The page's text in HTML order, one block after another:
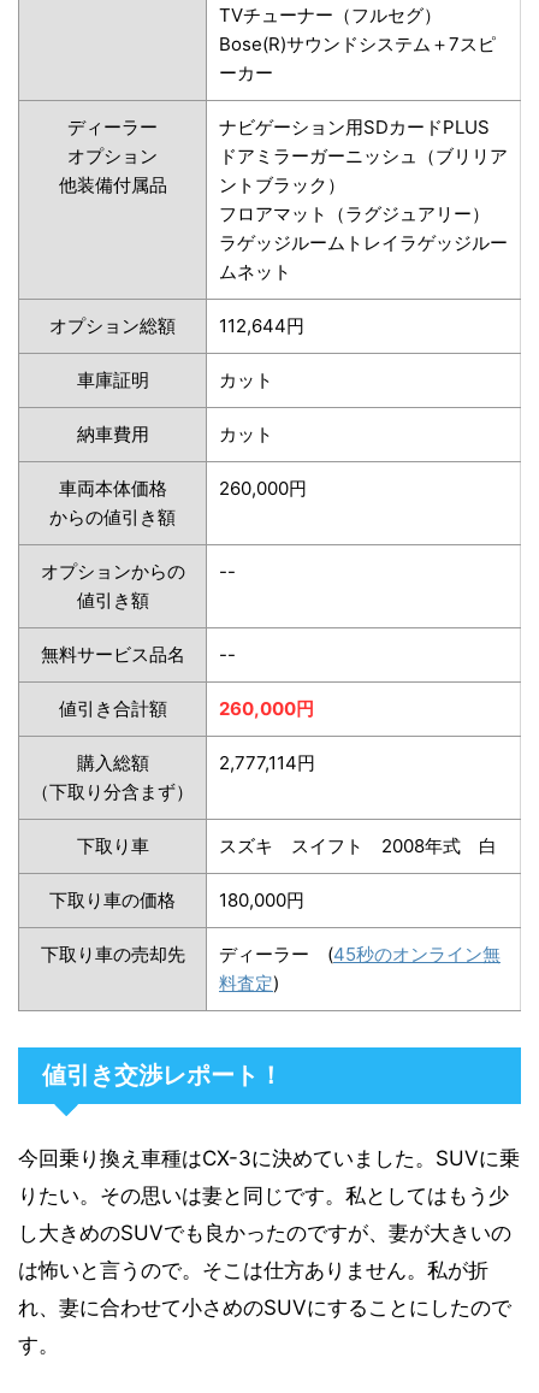
TVチューナー（フルセグ）
Bose(R)サウンドシステム＋7スピ
ーカー
ディーラー
オプション
他装備付属品
ナビゲーション用SDカードPLUS
ドアミラーガーニッシュ（ブリリア
ントブラック）
フロアマット（ラグジュアリー）
ラゲッジルームトレイラゲッジルー
ムネット
オプション総額 112,644円
車庫証明 カット
納車費用 カット
車両本体価格
からの値引き額
260,000円
オプションからの
値引き額
--
無料サービス品名 --
値引き合計額 260,000円
購入総額
（下取り分含まず）
2,777,114円
下取り車 スズキ スイフト 2008年式 白
下取り車の価格 180,000円
下取り車の売却先 ディーラー (45秒のオンライン無
料査定)
値引き交渉レポート！
今回乗り換え車種はCX-3に決めていました。SUVに乗
りたい。その思いは妻と同じです。私としてはもう少
し大きめのSUVでも良かったのですが、妻が大きいの
は怖いと言うので。そこは仕方ありません。私が折
れ、妻に合わせて小さめのSUVにすることにしたので
す。